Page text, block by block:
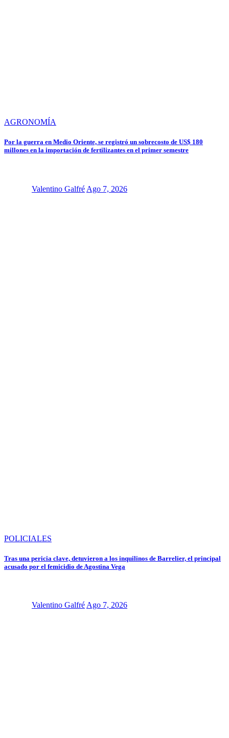
AGRONOMÍA
Por la guerra en Medio Oriente, se registró un sobrecosto de US$ 180
millones en la importación de fertilizantes en el primer semestre
Valentino Galfré Ago 7, 2026
POLICIALES
Tras una pericia clave, detuvieron a los inquilinos de Barrelier, el principal
acusado por el femicidio de Agostina Vega
Valentino Galfré Ago 7, 2026